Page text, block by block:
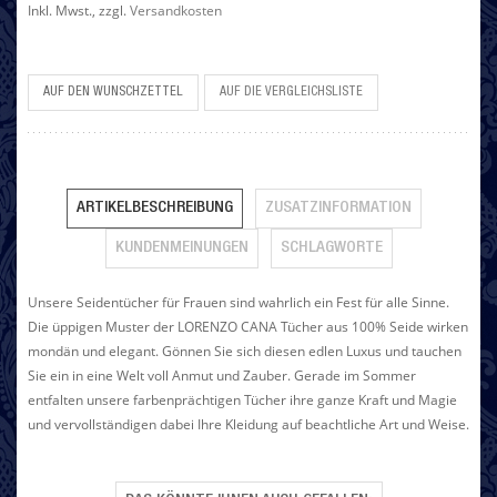
Inkl. Mwst., zzgl.Versandkosten
AUF DEN WUNSCHZETTEL AUF DIE VERGLEICHSLISTE
ARTIKELBESCHREIBUNG ZUSATZINFORMATION
KUNDENMEINUNGEN SCHLAGWORTE
Unsere Seidentücher für Frauen sind wahrlich ein Fest für alle Sinne.
Die üppigen Muster der LORENZO CANA Tücher aus 100% Seide wirken
mondän und elegant. Gönnen Sie sich diesen edlen Luxus und tauchen
Sie ein in eine Welt voll Anmut und Zauber. Gerade im Sommer
entfalten unsere farbenprächtigen Tücher ihre ganze Kraft und Magie
und vervollständigen dabei Ihre Kleidung auf beachtliche Art und Weise.